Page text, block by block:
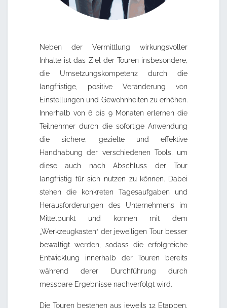
Neben der Vermittlung wirkungsvoller
Inhalte ist das Ziel der Touren insbesondere,
die Umsetzungskompetenz durch die
langfristige, positive Veränderung von
Einstellungen und Gewohnheiten zu erhöhen.
Innerhalb von 6 bis 9 Monaten erlernen die
Teilnehmer durch die sofortige Anwendung
die sichere, gezielte und effektive
Handhabung der verschiedenen Tools, um
diese auch nach Abschluss der Tour
langfristig für sich nutzen zu können. Dabei
stehen die konkreten Tagesaufgaben und
Herausforderungen des Unternehmens im
Mittelpunkt und können mit dem
„Werkzeugkasten“ der jeweiligen Tour besser
bewältigt werden, sodass die erfolgreiche
Entwicklung innerhalb der Touren bereits
während derer Durchführung durch
messbare Ergebnisse nachverfolgt wird.
Die Touren bestehen aus jeweils 12 Etappen,